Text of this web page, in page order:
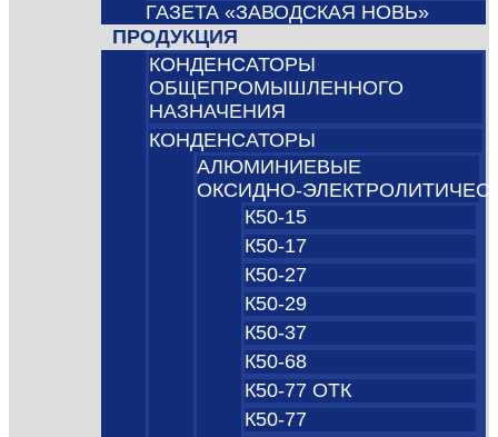
ГАЗЕТА «ЗАВОДСКАЯ НОВЬ»
ПРОДУКЦИЯ
КОНДЕНСАТОРЫ
ОБЩЕПРОМЫШЛЕННОГО
НАЗНАЧЕНИЯ
КОНДЕНСАТОРЫ
АЛЮМИНИЕВЫЕ
К50-15
К50-17
К50-27
К50-29
К50-37
К50-68
К50-77 ОТК
К50-77